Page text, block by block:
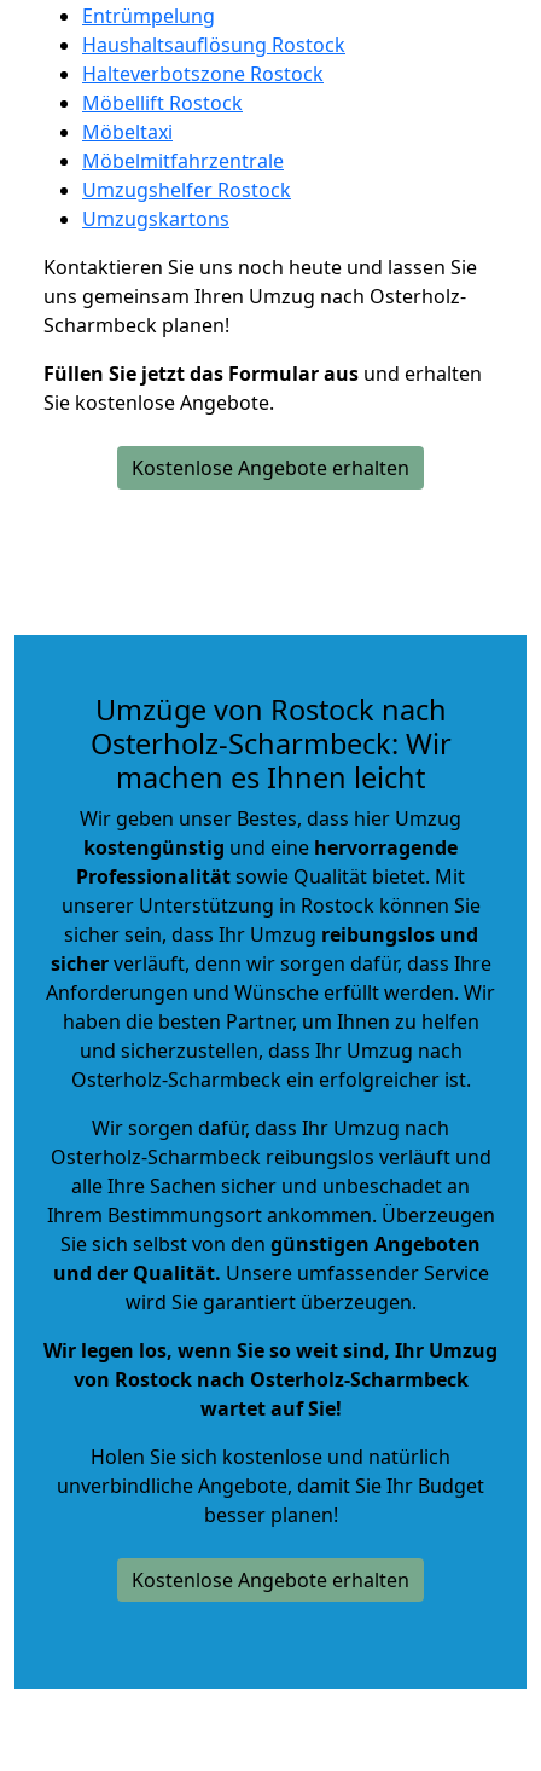
Entrümpelung
Haushaltsauflösung Rostock
Halteverbotszone Rostock
Möbellift Rostock
Möbeltaxi
Möbelmitfahrzentrale
Umzugshelfer Rostock
Umzugskartons
Kontaktieren Sie uns noch heute und lassen Sie
uns gemeinsam Ihren Umzug nach Osterholz-
Scharmbeck planen!
Füllen Sie jetzt das Formular aus und erhalten
Sie kostenlose Angebote.
Kostenlose Angebote erhalten
Umzüge von Rostock nach
Osterholz-Scharmbeck: Wir
machen es Ihnen leicht
Wir geben unser Bestes, dass hier Umzug
kostengünstig und eine hervorragende
Professionalitätsowie Qualität bietet. Mit
unserer Unterstützung in Rostock können Sie
sicher sein, dass Ihr Umzug reibungslos und
sicherverläuft, denn wir sorgen dafür, dass Ihre
Anforderungen und Wünsche erfüllt werden. Wir
haben die besten Partner, um Ihnen zu helfen
und sicherzustellen, dass Ihr Umzug nach
Osterholz-Scharmbeck ein erfolgreicher ist.
Wir sorgen dafür, dass Ihr Umzug nach
Osterholz-Scharmbeck reibungslos verläuft und
alle Ihre Sachen sicher und unbeschadet an
Ihrem Bestimmungsort ankommen. Überzeugen
Sie sich selbst von den günstigen Angeboten
und der Qualität. Unsere umfassender Service
wird Sie garantiert überzeugen.
Wir legen los, wenn Sie so weit sind, Ihr Umzug
von Rostock nach Osterholz-Scharmbeck
wartet auf Sie!
Holen Sie sich kostenlose und natürlich
unverbindliche Angebote, damit Sie Ihr Budget
besser planen!
Kostenlose Angebote erhalten